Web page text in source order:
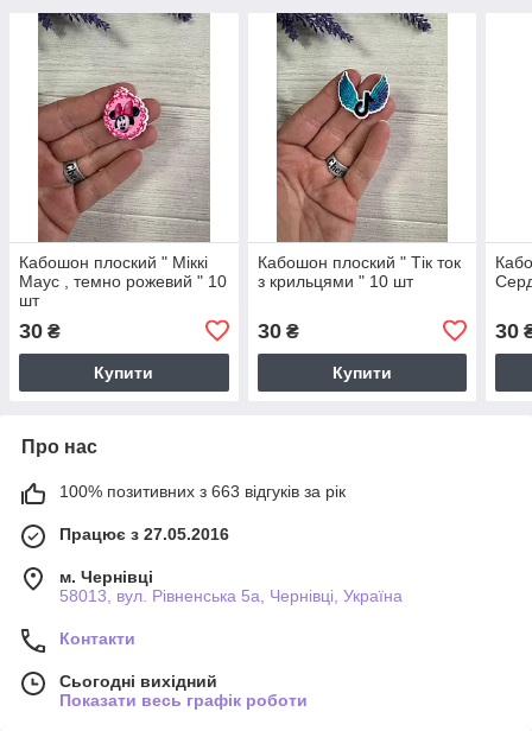
Кабошон плоский " Міккі
Маус , темно рожевий " 10
шт
30 ₴
Купити
Кабошон плоский " Тік ток
з крильцями " 10 шт
30₴
Купити
30
Про нас
100% позитивних з 663 відгуків за рік
Працює з 27.05.2016
м. Чернівці
58013, вул. Рівненська 5а, Чернівці, Україна
Контакти
Сьогодні вихідний
Показати весь графік роботи